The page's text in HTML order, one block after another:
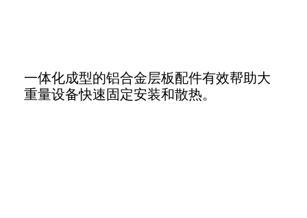
一体化成型的铝合金层板配件有效帮助大
重量设备快速固定安装和散热。